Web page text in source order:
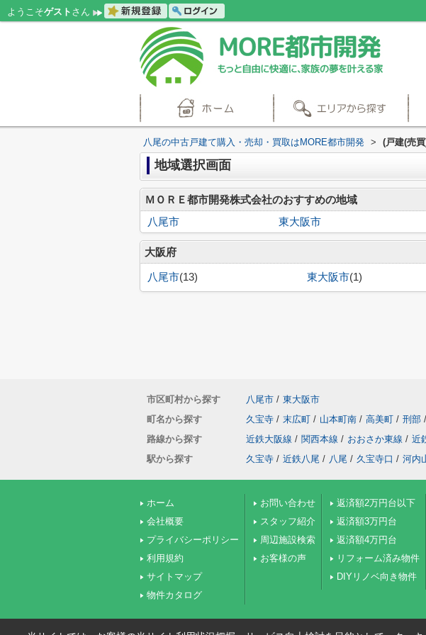
ようこそゲスト さん
八尾の中古戸建て購入・売却・買取はMORE都市開発 > (戸建(売
地域選択画面
ＭＯＲＥ都市開発株式会社のおすすめの地域
八尾市
東大阪市
大阪府
八尾市(13) 東大阪市(1)
市区町村から探す 八尾市 / 東大阪市
町名から探す
久宝寺 / 末広町 / 山本町南 / 高美町 / 刑部 /
路線から探す
近鉄大阪線 / 関西本線 / おおさか東線 / 近
駅から探す
久宝寺 / 近鉄八尾 / 八尾 / 久宝寺口 / 河内
ホーム
会社概要
プライバシーポリシー
利用規約
サイトマップ
物件カタログ
お問い合わせ
スタッフ紹介
周辺施設検索
お客様の声
返済額2万円台以下
返済額3万円台
返済額4万円台
リフォーム済み物件
DIYリノベ向き物件